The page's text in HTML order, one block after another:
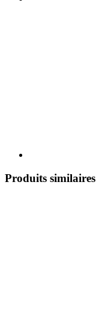
Produits similaires